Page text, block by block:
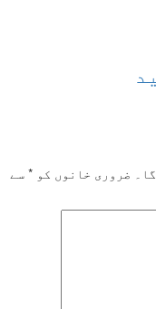
ضروری خانوں کو* سے